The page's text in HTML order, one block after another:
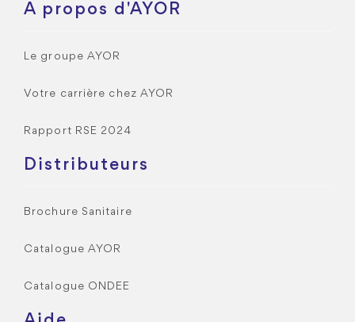
A propos d'AYOR
Le groupe AYOR
Votre carrière chez AYOR
Rapport RSE 2024
Distributeurs
Brochure Sanitaire
Catalogue AYOR
Catalogue ONDEE